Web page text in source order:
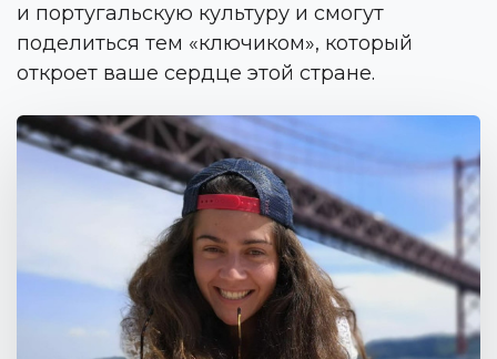
и португальскую культуру и смогут
поделиться тем «ключиком», который
откроет ваше сердце этой стране.